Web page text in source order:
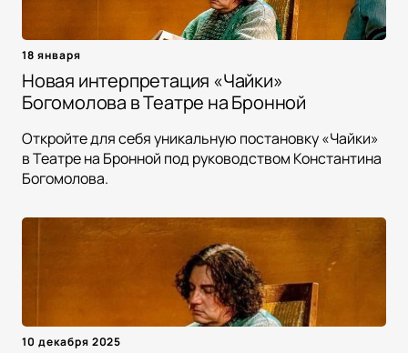
18 января
Новая интерпретация «Чайки»
Богомолова в Театре на Бронной
Откройте для себя уникальную постановку «Чайки»
в Театре на Бронной под руководством Константина
Богомолова.
10 декабря 2025